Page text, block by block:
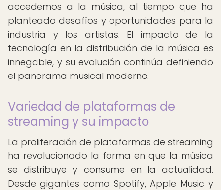
accedemos a la música, al tiempo que ha
planteado desafíos y oportunidades para la
industria y los artistas. El impacto de la
tecnología en la distribución de la música es
innegable, y su evolución continúa definiendo
el panorama musical moderno.
Variedad de plataformas de
streaming y su impacto
La proliferación de plataformas de streaming
ha revolucionado la forma en que la música
se distribuye y consume en la actualidad.
Desde gigantes como Spotify, Apple Music y